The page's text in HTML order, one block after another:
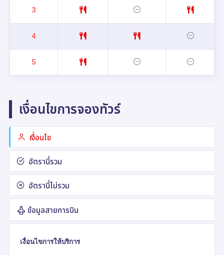
3
4
5
เงื่อนไขการจองทัวร์
เงื่อนไข
อัตรานี้รวม
อัตรานี้ไม่รวม
ข้อมูลสายการบิน
เงื่อนไขการให้บริการ